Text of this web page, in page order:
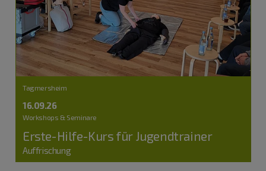
Tagmersheim
16.09.26
Workshops & Seminare
Erste-Hilfe-Kurs für Jugendtrainer
Auffrischung